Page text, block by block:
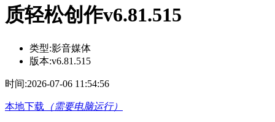
质轻松创作v6.81.515
类型:影音媒体
版本:v6.81.515
时间:2026-07-06 11:54:56
本地下载 （需要电脑运行）